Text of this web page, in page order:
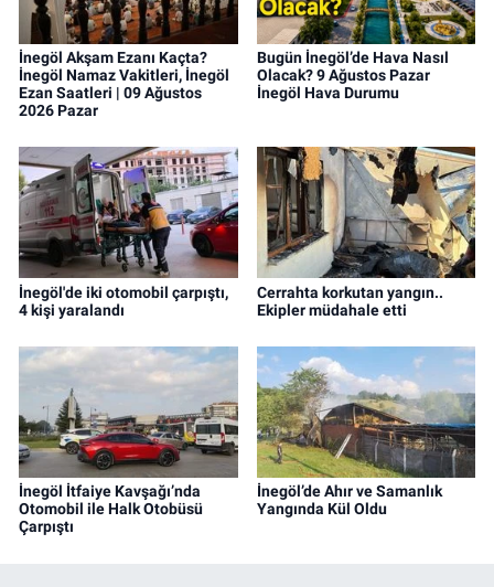
İnegöl Akşam Ezanı Kaçta?
İnegöl Namaz Vakitleri, İnegöl
Ezan Saatleri | 09 Ağustos
2026 Pazar
Bugün İnegöl’de Hava Nasıl
Olacak? 9 Ağustos Pazar
İnegöl Hava Durumu
İnegöl'de iki otomobil çarpıştı,
4 kişi yaralandı
Cerrahta korkutan yangın..
Ekipler müdahale etti
İnegöl İtfaiye Kavşağı’nda
Otomobil ile Halk Otobüsü
Çarpıştı
İnegöl’de Ahır ve Samanlık
Yangında Kül Oldu